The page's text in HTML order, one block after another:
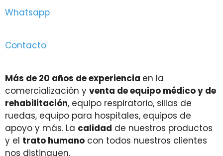
Whatsapp
Contacto
Más de 20 años de experiencia en la
comercialización y venta de equipo médico y de
rehabilitación, equipo respiratorio, sillas de
ruedas, equipo para hospitales, equipos de
apoyo y más. La calidad de nuestros productos
y el trato humano con todos nuestros clientes
nos distinguen.